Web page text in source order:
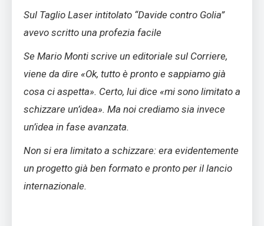
Sul Taglio Laser intitolato “Davide contro Golia”
avevo scritto una profezia facile
Se Mario Monti scrive un editoriale sul Corriere,
viene da dire «Ok, tutto è pronto e sappiamo già
cosa ci aspetta». Certo, lui dice «mi sono limitato a
schizzare un’idea». Ma noi crediamo sia invece
un’idea in fase avanzata.
Non si era limitato a schizzare: era evidentemente
un progetto già ben formato e pronto per il lancio
internazionale.